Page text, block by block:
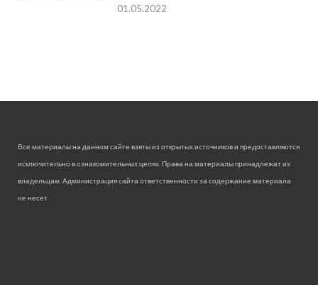
01.05.2022
Все материалы на данном сайте взяты из открытых источников и предоставляются
исключительно в ознакомительных целях. Права на материалы принадлежат их
владельцам. Администрация сайта ответственности за содержание материала
не несет.